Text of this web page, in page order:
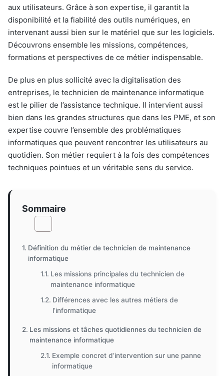
aux utilisateurs. Grâce à son expertise, il garantit la
disponibilité et la fiabilité des outils numériques, en
intervenant aussi bien sur le matériel que sur les logiciels.
Découvrons ensemble les missions, compétences,
formations et perspectives de ce métier indispensable.
De plus en plus sollicité avec la digitalisation des
entreprises, le technicien de maintenance informatique
est le pilier de l’assistance technique. Il intervient aussi
bien dans les grandes structures que dans les PME, et son
expertise couvre l’ensemble des problématiques
informatiques que peuvent rencontrer les utilisateurs au
quotidien. Son métier requiert à la fois des compétences
techniques pointues et un véritable sens du service.
Sommaire
Définition du métier de technicien de maintenance
informatique
Les missions principales du technicien de
maintenance informatique
Différences avec les autres métiers de
l’informatique
Les missions et tâches quotidiennes du technicien de
maintenance informatique
Exemple concret d’intervention sur une panne
informatique